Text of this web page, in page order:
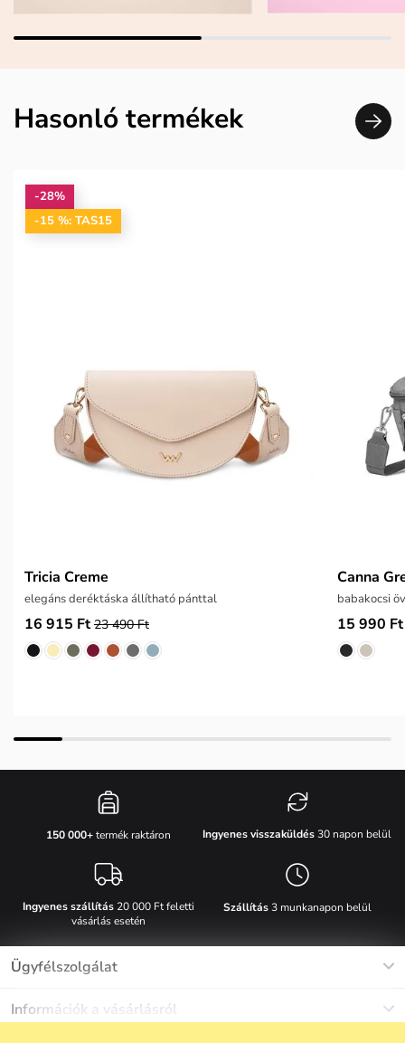
Hasonló termékek
-28%
-15 %: TAS15
Tricia Creme
elegáns deréktáska állítható pánttal
16 915 Ft 23 490 Ft
Canna
babakocsi
15 990 Ft
150 000+termék raktáron Ingyenes visszaküldés30 napon belül
Ingyenes szállítás20 000 Ft feletti
vásárlás esetén
Szállítás3 munkanapon belül
Ügyfélszolgálat
Információk a vásárlásról